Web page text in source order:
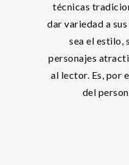
técnicas
dar variedad a
sea el estilo,
personajes
al lector. Es, por
del